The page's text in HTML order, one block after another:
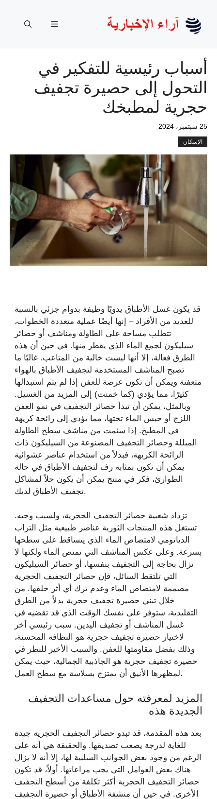
المحتوى
القائمة
أسباب رئيسية للتفكير في
التحول إلى حصيرة تجفيف
حجرية لمطبخك
25 سبتمبر، 2024
الإسكان
قد يكون غسل الأطباق يدويًا وظيفة بدوام جزئي بالنسبة
للعديد من الأفراد – إنها أيضًا عملية متعددة الخطوات،
تتطلب مساحة على الطاولة ومناشف أو حصائر
سيليكون لجمع الماء الذي يقطر منها. في حين أن هذه
الطرق فعالة، إلا أنها ليست خالية من المتاعب. غالبًا ما
تصبح المناشف المستخدمة لتجفيف الأطباق بالهواء
متعفنة ويمكن أن تكون عرضة للعفن إذا لم يتم استبدالها
كثيرًا، مما يؤدي (كما خمنت) إلى المزيد من الغسيل.
وبالمثل، يمكن أن تبدأ حصائر التجفيف في نمو العفن
اللزج أو حبس الماء تحتها، مما يؤدي إلى رائحة كريهة
في المطبخ. إذا سئمت من مناشف سطح الطاولة
المبللة وحصائر التجفيف المصنوعة من السيليكون ذات
الرائحة الكريهة، فبدلاً من استخدام عناصر عشوائية
يمكن أن تكون بمثابة رف لتجفيف الأطباق في حالة
الطوارئ، فكر في منتج يمكن أن يكون حلاً لمشاكل
تجفيف الأطباق لديك.
تزداد شعبية حصائر التجفيف الحجرية، ولسبب وجيه.
تستغل هذه المنتجات الثورية عناصر طبيعية مثل التراب
الدياتومي لامتصاص الماء الذي يتساقط على سطحها
بسرعة. وعلى عكس المناشف التي تمتص الماء ولكنها لا
تزال بحاجة إلى التجفيف بنفسها، أو حصائر السيليكون
التي تلتقط السائل، فإن حصائر التجفيف الحجرية
مصممة لامتصاص الماء وعدم ترك أي أثر خلفها. من
خلال تبني حصيرة تجفيف حجرية بدلاً من الطرق
التقليدية، ستوفر على نفسك الوقت الذي قد تقضيه في
غسل المناشف أو تجفيف اليدين. سبب رئيسي آخر
لاختيار حصيرة تجفيف حجرية هو النظافة المحسنة،
وذلك بفضل مقاومتها للعفن. والسبب الأخير للنظر في
حصيرة تجفيف حجرية هو الجاذبية الجمالية، حيث يمكن
لمظهرها الأنيق أن يمتزج بسلاسة مع سطح العمل.
المزيد لمعرفته حول مساعدات التجفيف
الجديدة هذه
بعد هذه المقدمة، قد تبدو حصائر التجفيف الحجرية جيدة
للغاية لدرجة يصعب تصديقها. والحقيقة هي أنه على
الرغم من وجود بعض الجوانب السلبية لها، إلا أنه لا يزال
هناك بعض العوامل التي يجب مراعاتها. أولاً، قد تكون
حصائر التجفيف الحجرية أكثر تكلفة من أسطح التجفيف
الأخرى. في حين أن منشفة الأطباق أو حصيرة التجفيف